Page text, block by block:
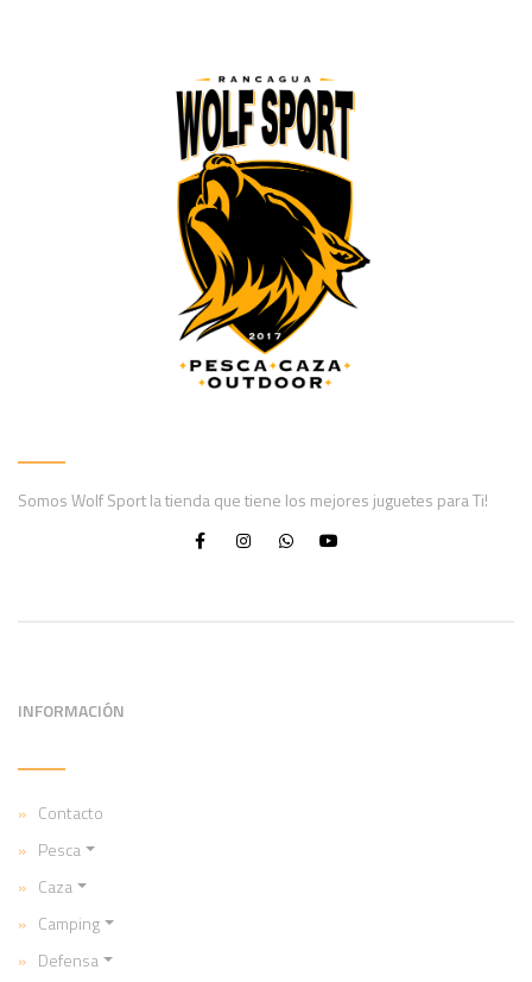
Somos Wolf Sport la tienda que tiene los mejores juguetes para Ti!
INFORMACIÓN
Contacto
Pesca
Caza
Camping
Defensa